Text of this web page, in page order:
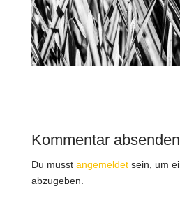
Kommentar absenden
Du musst angemeldetsein, um
abzugeben.